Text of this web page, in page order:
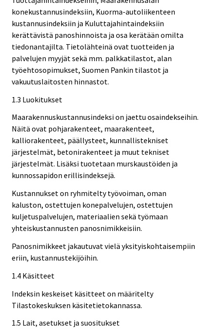
konekustannusindeksiin, Kuorma-autoliikenteen
kustannusindeksiin ja Kuluttajahintaindeksiin
kerättävistä panoshinnoista ja osa kerätään omilta
tiedonantajilta. Tietolähteinä ovat tuotteiden ja
palvelujen myyjät sekä mm. palkkatilastot, alan
työehtosopimukset, Suomen Pankin tilastot ja
vakuutuslaitosten hinnastot.
1.3 Luokitukset
Maarakennuskustannusindeksi on jaettu osaindekseihin.
Näitä ovat pohjarakenteet, maarakenteet,
kalliorakenteet, päällysteet, kunnallistekniset
järjestelmät, betonirakenteet ja muut tekniset
järjestelmät. Lisäksi tuotetaan murskaustöiden ja
kunnossapidon erillisindeksejä.
Kustannukset on ryhmitelty työvoiman, oman
kaluston, ostettujen konepalvelujen, ostettujen
kuljetuspalvelujen, materiaalien sekä työmaan
yhteiskustannusten panosnimikkeisiin.
Panosnimikkeet jakautuvat vielä yksityiskohtaisempiin
eriin, kustannustekijöihin.
1.4 Käsitteet
Indeksin keskeiset käsitteet on määritelty
Tilastokeskuksen käsitetietokannassa.
1.5 Lait, asetukset ja suositukset